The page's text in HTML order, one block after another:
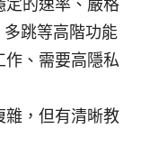
定的速率、嚴格
跳等高階功能
作、需要高隱私
雜，但有清晰教